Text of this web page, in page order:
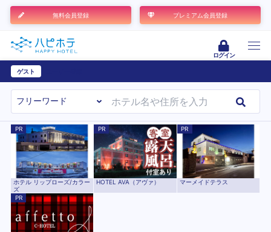
無料会員登録 プレミアム会員登録
ログイン
ゲスト
PR
ホテル リップローズ/カラー
ズ
PR
HOTEL AVA（アヴァ）
PR
マーメイドテラス
PR